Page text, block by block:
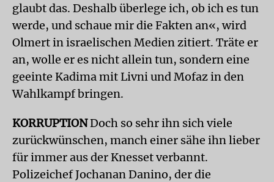
glaubt das. Deshalb überlege ich, ob ich es tun
werde, und schaue mir die Fakten an«, wird
Olmert in israelischen Medien zitiert. Träte er
an, wolle er es nicht allein tun, sondern eine
geeinte Kadima mit Livni und Mofaz in den
Wahlkampf bringen.
KORRUPTIONDoch so sehr ihn sich viele
zurückwünschen, manch einer sähe ihn lieber
für immer aus der Knesset verbannt.
Polizeichef Jochanan Danino, der die